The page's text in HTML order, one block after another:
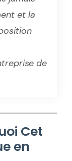
et la
de
Cet
en